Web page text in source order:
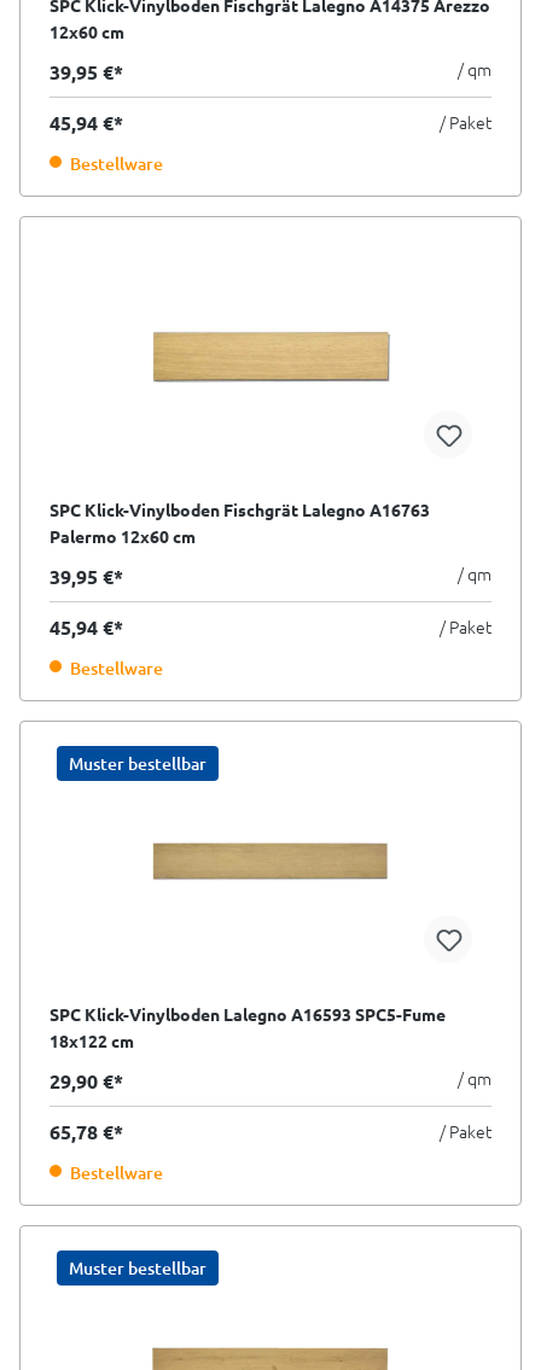
SPC Klick-Vinylboden Fischgrät Lalegno A14375 Arezzo
12x60 cm
39,95 €* / qm
45,94 €* / Paket
Bestellware
SPC Klick-Vinylboden Fischgrät Lalegno A16763
Palermo 12x60 cm
39,95 €* / qm
45,94 €* / Paket
Bestellware
Muster bestellbar
SPC Klick-Vinylboden Lalegno A16593 SPC5-Fume
18x122 cm
29,90 €* / qm
65,78 €* / Paket
Bestellware
Muster bestellbar